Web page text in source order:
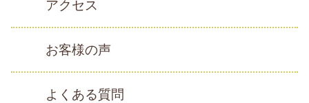
アクセス
お客様の声
よくある質問